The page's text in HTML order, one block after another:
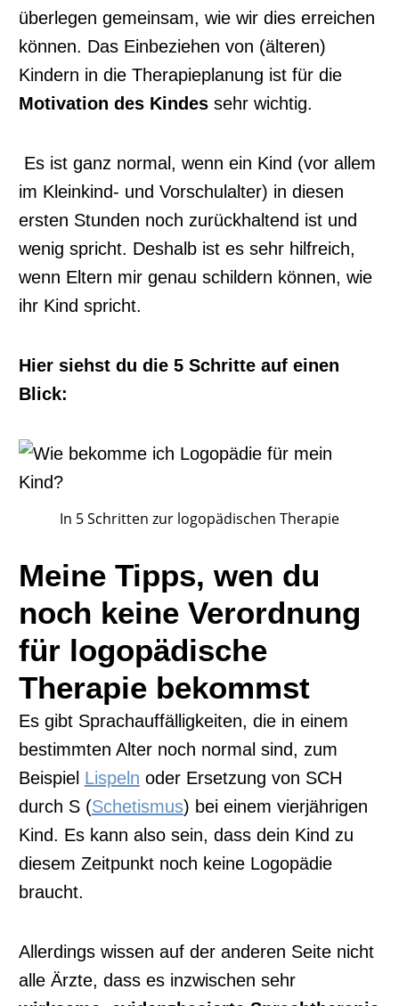
überlegen gemeinsam, wie wir dies erreichen
können. Das Einbeziehen von (älteren)
Kindern in die Therapieplanung ist für die
Motivation des Kindessehr wichtig.
Es ist ganz normal, wenn ein Kind (vor allem
im Kleinkind- und Vorschulalter) in diesen
ersten Stunden noch zurückhaltend ist und
wenig spricht. Deshalb ist es sehr hilfreich,
wenn Eltern mir genau schildern können, wie
ihr Kind spricht.
Hier siehst du die 5 Schritte auf einen
Blick:
In 5 Schritten zur logopädischen Therapie
Meine Tipps, wen du
noch keine Verordnung
für logopädische
Therapie bekommst
Es gibt Sprachauffälligkeiten, die in einem
bestimmten Alter noch normal sind, zum
Beispiel Lispeln oder Ersetzung von SCH
durch S (Schetismus) bei einem vierjährigen
Kind. Es kann also sein, dass dein Kind zu
diesem Zeitpunkt noch keine Logopädie
braucht.
Allerdings wissen auf der anderen Seite nicht
alle Ärzte, dass es inzwischen sehr